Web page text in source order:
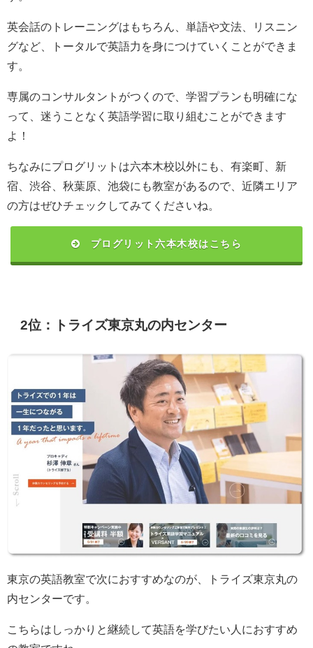
英会話のトレーニングはもちろん、単語や文法、リスニン
グなど、トータルで英語力を身につけていくことができま
す。
専属のコンサルタントがつくので、学習プランも明確にな
って、迷うことなく英語学習に取り組むことができます
よ！
ちなみにプログリットは六本木校以外にも、有楽町、新
宿、渋谷、秋葉原、池袋にも教室があるので、近隣エリア
の方はぜひチェックしてみてくださいね。
プログリット六本木校はこちら
2位：トライズ東京丸の内センター
東京の英語教室で次におすすめなのが、トライズ東京丸の
内センターです。
こちらはしっかりと継続して英語を学びたい人におすすめ